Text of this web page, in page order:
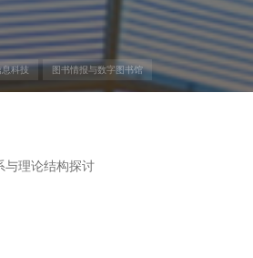
科技 图书情报与数字图书馆
与理论结构探讨